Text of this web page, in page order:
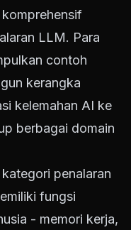
LLM. Para
contoh
kerangka
kelemahan AI ke
berbagai domain
penalaran
fungsi
- memori kerja,